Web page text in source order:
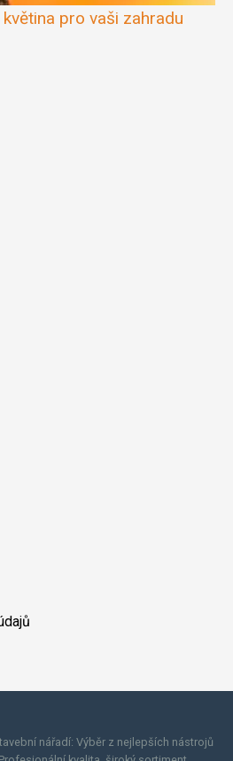
pro vaši zahradu
nářadí: Výběr z nejlepších nástrojů